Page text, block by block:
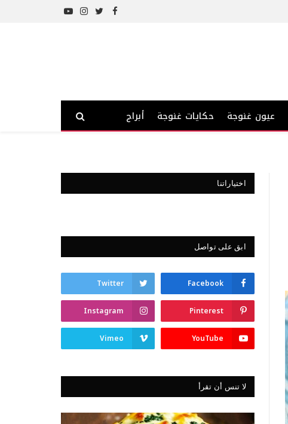
Facebook
Twitter
Instagram
YouTube
عيون غنوجة حكايات غنوجة أبراج
اختياراتنا
ابق على تواصل
Facebook
Twitter
Pinterest
Instagram
YouTube
Vimeo
لا تنس أن تقرأ